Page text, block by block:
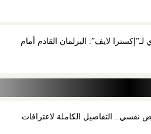
لايف”: البرلمان القادم أمام
نفسي.. التفاصيل الكاملة لاعترافات